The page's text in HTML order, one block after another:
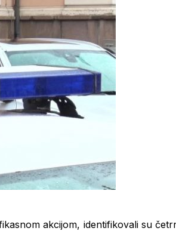
akcijom, identifikovali su